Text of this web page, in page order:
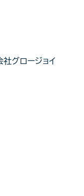
グロージョイ